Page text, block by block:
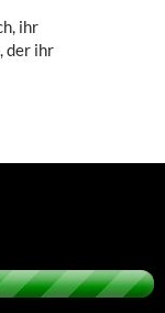
ihr
der ihr